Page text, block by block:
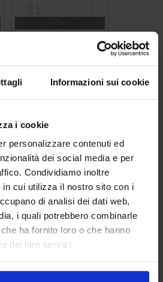
Informazioni sui cookie
i cookie
personalizzare contenuti ed
dei social media e per
Condividiamo inoltre
in cui utilizza il nostro sito con i
di analisi dei dati web,
i quali potrebbero combinarle
ha fornito loro o che hanno
dei loro servizi.
Sedia 05
Scrivania 01